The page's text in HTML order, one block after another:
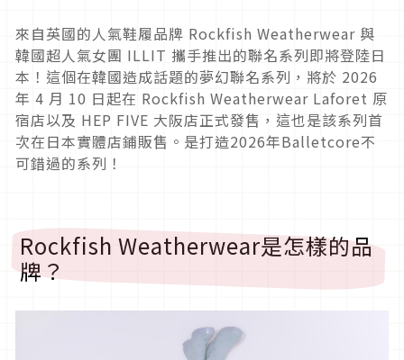
來自英國的人氣鞋履品牌 Rockfish Weatherwear 與
韓國超人氣女團 ILLIT 攜手推出的聯名系列即將登陸日
本！這個在韓國造成話題的夢幻聯名系列，將於 2026
年 4 月 10 日起在 Rockfish Weatherwear Laforet 原
宿店以及 HEP FIVE 大阪店正式發售，這也是該系列首
次在日本實體店鋪販售。是打造2026年Balletcore不
可錯過的系列！
Rockfish Weatherwear是怎樣的品
牌？